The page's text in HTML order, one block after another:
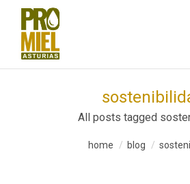
All posts tagged
home blog